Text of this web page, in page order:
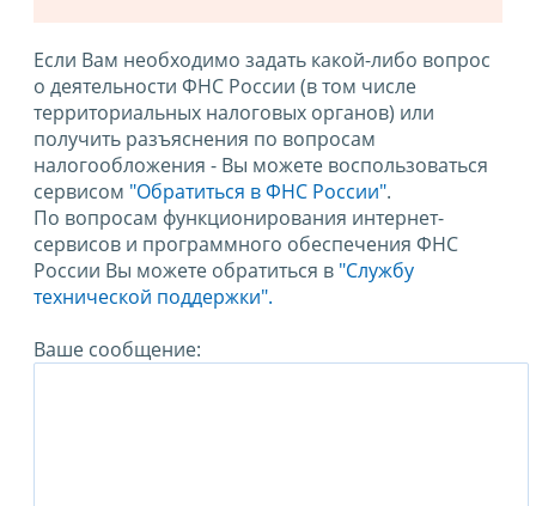
Если Вам необходимо задать какой-либо вопрос
о деятельности ФНС России (в том числе
территориальных налоговых органов) или
получить разъяснения по вопросам
налогообложения - Вы можете воспользоваться
сервисом "Обратиться в ФНС России".
По вопросам функционирования интернет-
сервисов и программного обеспечения ФНС
России Вы можете обратиться в "Службу
технической поддержки".
Ваше сообщение: